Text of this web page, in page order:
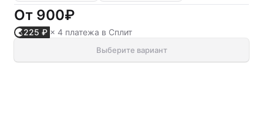
От 900₽
225 ₽ × 4 платежа в Сплит
Выберите вариант